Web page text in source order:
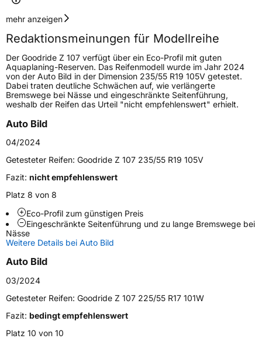
Geschwindigkeitsindex
Höchstgeschwindigkeit
240 km/h
Lastindex95
Höchstlast690 kg
Fahrzeugtyp
VerwendungSommerreifen
ModellnameZ 107
Fahrzeugart
Weitere Eigenschaften
Schlauchtyp TL
Zustand
EU Label
EffizienzC
mehr anzeigen
Redaktionsmeinungen für Modellreihe
Der Goodride Z 107 verfügt über ein Eco-Profil mit guten
Aquaplaning-Reserven. Das Reifenmodell wurde im Jahr 2024
von der Auto Bild in der Dimension 235/55 R19 105V getestet.
Dabei traten deutliche Schwächen auf, wie verlängerte
Bremswege bei Nässe und eingeschränkte Seitenführung,
weshalb der Reifen das Urteil "nicht empfehlenswert" erhielt.
Auto Bild
04/2024
Getesteter Reifen: Goodride Z 107 235/55 R19 105V
Fazit: nicht empfehlenswert
Platz 8 von 8
Eco-Profil zum günstigen Preis
Eingeschränkte Seitenführung und zu lange Bremswege bei
Nässe
Weitere Details bei Auto Bild
Auto Bild
03/2024
Getesteter Reifen: Goodride Z 107 225/55 R17 101W
Fazit: bedingt empfehlenswert
Platz 10 von 10